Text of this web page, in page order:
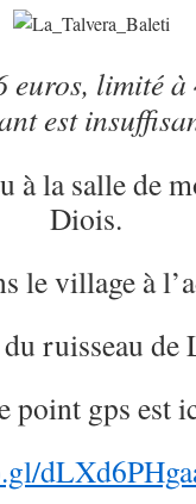
limité à
est
à la salle de
Diois.
le village à
ruisseau de
point gps est